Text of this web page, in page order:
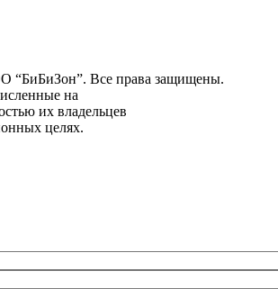
“БиБиЗон”. Все права защищены.
на
их владельцев
целях.